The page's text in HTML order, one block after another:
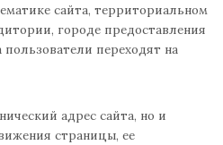
сайта, территориальном
городе предоставления
переходят на
адрес сайта, но и
страницы, ее